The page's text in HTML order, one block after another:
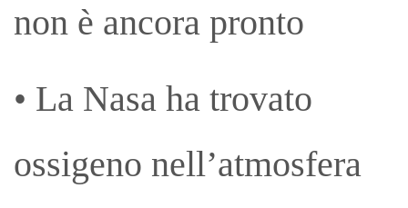
non è ancora pronto
• La Nasa ha trovato
ossigeno nell’atmosfera